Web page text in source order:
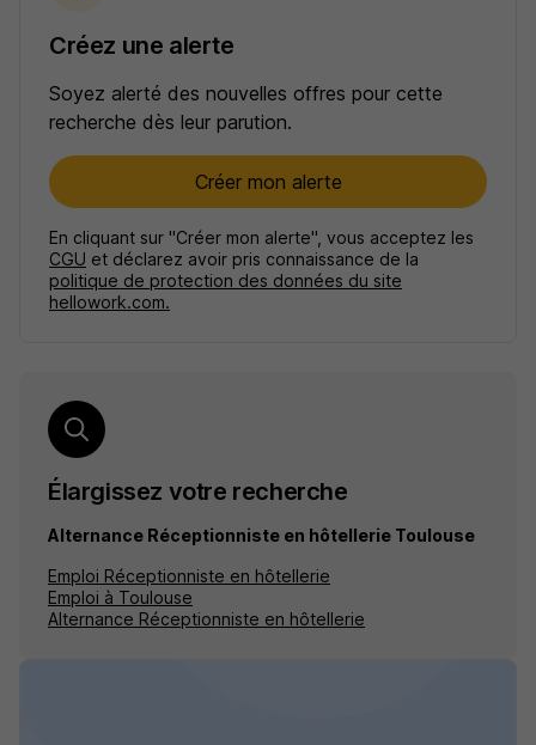
Créez une alerte
Soyez alerté des nouvelles offres pour cette
recherche dès leur parution.
Créer mon alerte
En cliquant sur "Créer mon alerte", vous acceptez les
CGU et déclarez avoir pris connaissance de la
politique de protection des données du site
hellowork.com.
Élargissez votre recherche
Alternance Réceptionniste en hôtellerie Toulouse
Emploi Réceptionniste en hôtellerie
Emploi à Toulouse
Alternance Réceptionniste en hôtellerie